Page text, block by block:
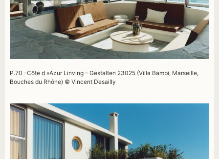
P.70 -Côte d »Azur Linving – Gestalten 23025 (Villa Bambi, Marseille,
Bouches du Rhône) © Vincent Desailly